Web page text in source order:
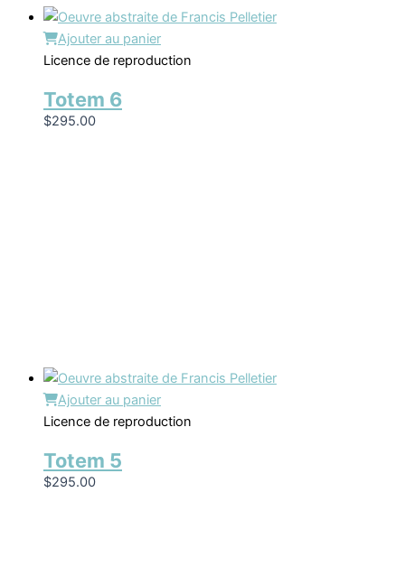
Ajouter au panier
Licence de reproduction
Totem 6
$295.00
Ajouter au panier
Licence de reproduction
Totem 5
$295.00